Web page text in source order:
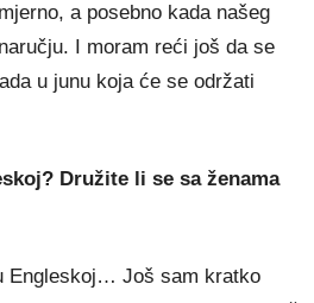
a posebno kada našeg
I moram reći još da se
u junu koja će se održati
Družite li se sa ženama
Engleskoj… Još sam kratko